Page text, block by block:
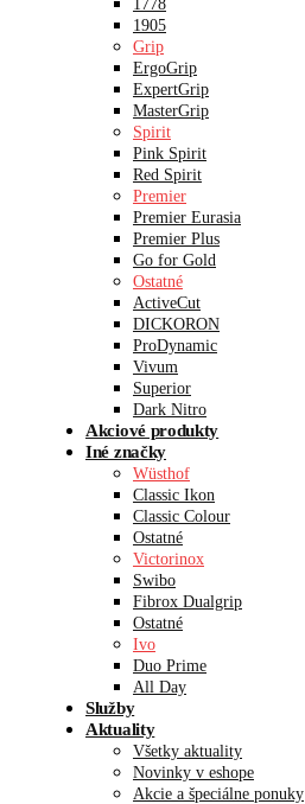
1778
1905
Grip
ErgoGrip
ExpertGrip
MasterGrip
Spirit
Pink Spirit
Red Spirit
Premier
Premier Eurasia
Premier Plus
Go for Gold
Ostatné
ActiveCut
DICKORON
ProDynamic
Vivum
Superior
Dark Nitro
Akciové produkty
Iné značky
Wüsthof
Classic Ikon
Classic Colour
Ostatné
Victorinox
Swibo
Fibrox Dualgrip
Ostatné
Ivo
Duo Prime
All Day
Služby
Aktuality
Všetky aktuality
Novinky v eshope
Akcie a špeciálne ponuky